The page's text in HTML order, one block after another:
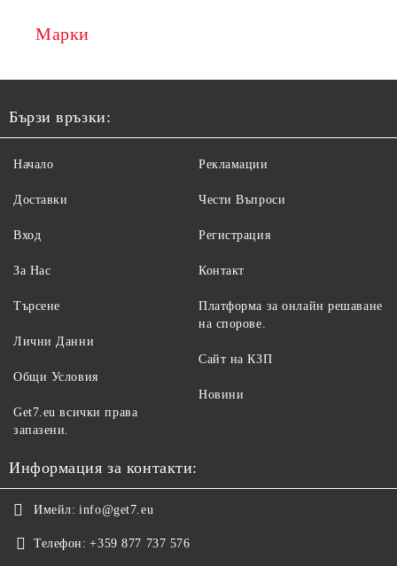
Марки
Бързи връзки:
Начало
Доставки
Вход
За Нас
Рекламации
Чести Въпроси
Регистрация
Контакт
Търсене
Лични Данни
Общи Условия
Get7.eu всички права
запазени.
Платформа за онлайн решаване
на спорове.
Сайт на КЗП
Новини
Информация за контакти:
Имейл: info@get7.eu
Телефон: +359 877 737 576